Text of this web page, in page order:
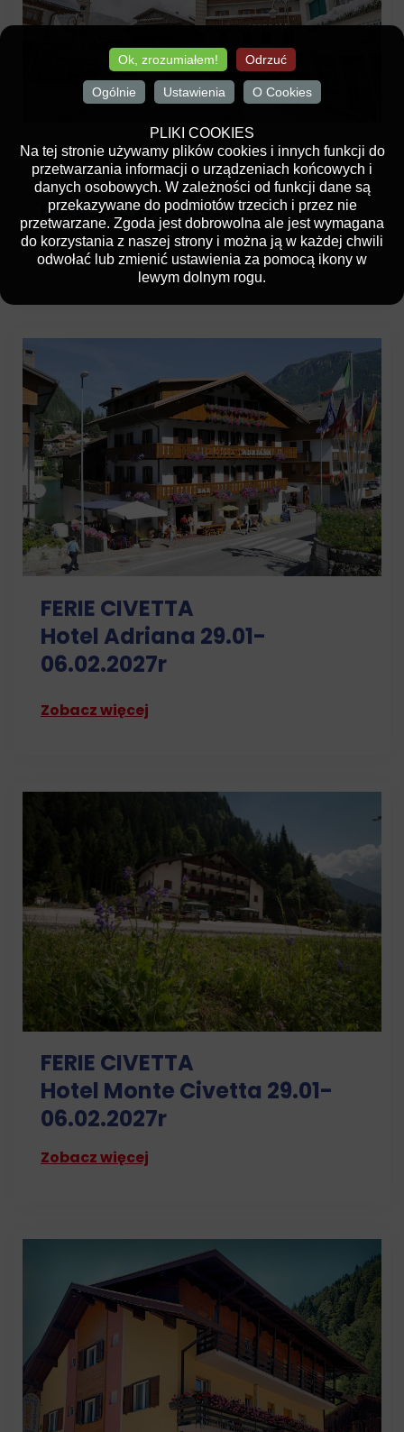
FERIE CIVETTA
Hotel Centrale 29.01-
06.02.2027r
Zobacz więcej
FERIE CIVETTA
Hotel Adriana 29.01-
06.02.2027r
Zobacz więcej
FERIE CIVETTA
Hotel Monte Civetta 29.01-
06.02.2027r
Zobacz więcej
PLIKI COOKIES
Na tej stronie używamy plików cookies i innych funkcji do
przetwarzania informacji o urządzeniach końcowych i
danych osobowych. W zależności od funkcji dane są
przekazywane do podmiotów trzecich i przez nie
przetwarzane. Zgoda jest dobrowolna ale jest wymagana
do korzystania z naszej strony i można ją w każdej chwili
odwołać lub zmienić ustawienia za pomocą ikony w
lewym dolnym rogu.
Ok, zrozumiałem! Odrzuć
Ogólnie Ustawienia O Cookies